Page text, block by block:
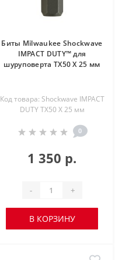
Биты Milwaukee Shockwave
IMPACT DUTY™ для
шуруповерта TX50 Х 25 мм
Код товара: Shockwave IMPACT
DUTY TX50 Х 25 мм
0
1 350 р.
- +
В КОРЗИНУ